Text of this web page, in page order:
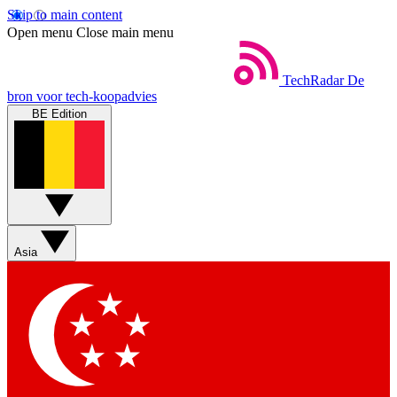
Skip to main content
Open menu Close main menu
TechRadar De
bron voor tech-koopadvies
BE Edition
Asia